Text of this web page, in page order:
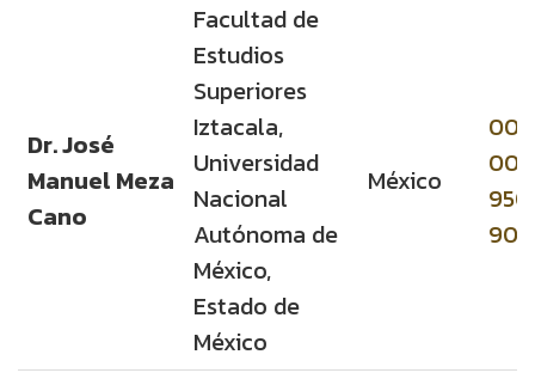
Dr. José
Manuel Meza
Cano
Facultad de
Estudios
Superiores
Iztacala,
Universidad
Nacional
Autónoma de
México,
Estado de
México
México
906